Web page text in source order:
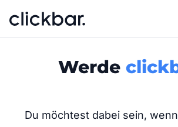
Werde
Du möchtest dabei sein,